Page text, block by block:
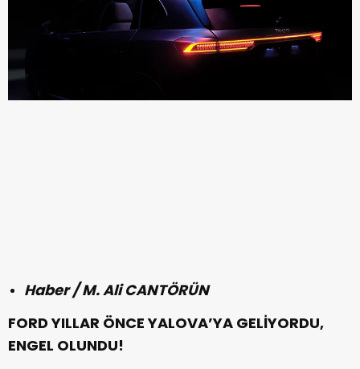
Haber / M. Ali CANTÖRÜN
FORD YILLAR ÖNCE YALOVA’YA GELİYORDU,
ENGEL OLUNDU!